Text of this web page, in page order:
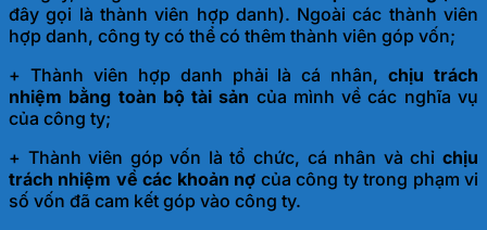
đây gọi là thành viên hợp danh). Ngoài các thành viên
hợp danh, công ty có thể có thêm thành viên góp vốn;
+ Thành viên hợp danh phải là cá nhân,chịu trách
nhiệm bằng toàn bộ tài sản của mình về các nghĩa vụ
của công ty;
+ Thành viên góp vốn là tổ chức, cá nhân và chỉ chịu
trách nhiệm về các khoản nợ của công ty trong phạm vi
số vốn đã cam kết góp vào công ty.